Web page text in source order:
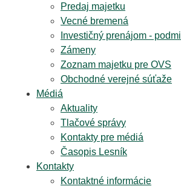
Predaj majetku
Vecné bremená
Investičný prenájom -
Zámeny
Zoznam majetku pre OVS
Obchodné verejné súťaže
Médiá
Aktuality
Tlačové správy
Kontakty pre médiá
Časopis Lesník
Kontakty
Kontaktné informácie